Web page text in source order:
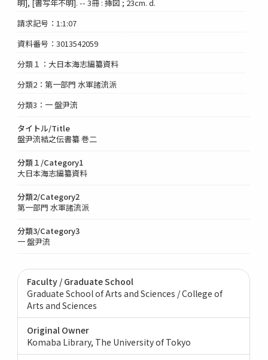
明], [書写年不明]. -- 3冊 : 挿図 ; 23cm. d.
請求記号：1:1:07
資料番号：3013542059
分類１：大日本海志編纂資料
分類2：第一部門 水軍諸流派
分類3：一 盤尹流
タイトル/Title
盤尹流結之伝書纂 巻二
分類１/Category1
大日本海志編纂資料
分類2/Category2
第一部門 水軍諸流派
分類3/Category3
一 盤尹流
Faculty / Graduate School
Graduate School of Arts and Sciences / College of
Arts and Sciences
Original Owner
Komaba Library, The University of Tokyo